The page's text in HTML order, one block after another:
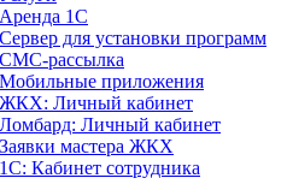
Аренда 1С
Сервер для установки программ
СМС-рассылка
Мобильные приложения
ЖКХ: Личный кабинет
Ломбард: Личный кабинет
Заявки мастера ЖКХ
1С: Кабинет сотрудника